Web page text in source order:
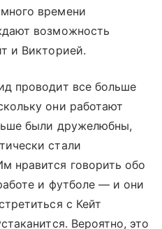
времени
возможность
и Викторией.
проводит все больше
они работают
были дружелюбны,
стали
нравится говорить обо
и футболе — и они
с Кейт
Вероятно, это